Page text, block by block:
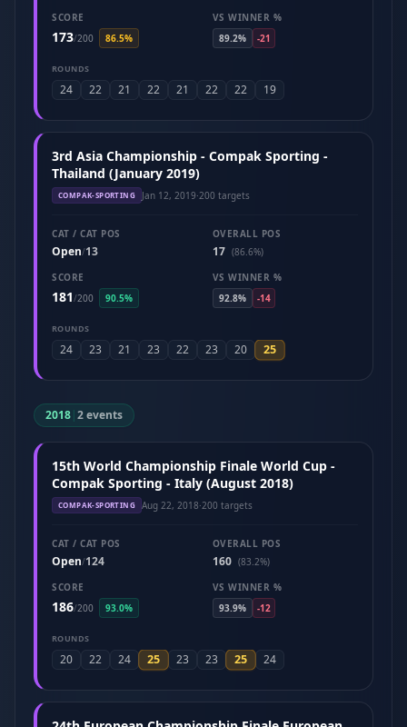
SCORE
173/200 86.5%
VS WINNER %
89.2%
-21
ROUNDS
24 22 21 22 21 22 22 19
3rd Asia Championship - Compak Sporting -
Thailand (January 2019)
COMPAK-SPORTING Jan 12, 2019·200 targets
CAT / CAT POS
Open/13
OVERALL POS
17 (86.6%)
SCORE
181/200 90.5%
VS WINNER %
92.8%
-14
ROUNDS
24 23 21 23 22 23 20 25
2018|2 events
15th World Championship Finale World Cup -
Compak Sporting - Italy (August 2018)
COMPAK-SPORTING Aug 22, 2018·200 targets
CAT / CAT POS
Open/124
OVERALL POS
160 (83.2%)
SCORE
186/200 93.0%
VS WINNER %
93.9%
-12
ROUNDS
20 22 24 25 23 23 25 24